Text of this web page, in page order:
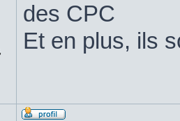
des CPC
Et en plus, ils